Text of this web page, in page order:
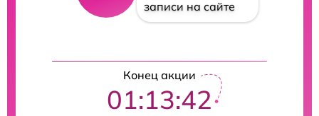
записи на сайте
Конец акции
01:13:41